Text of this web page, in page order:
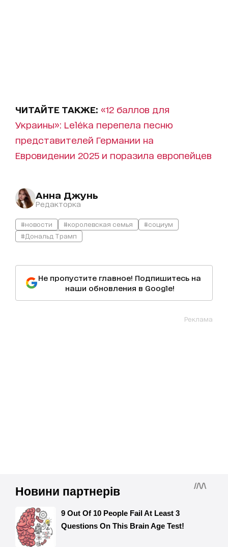
ЧИТАЙТЕ ТАКЖЕ: «12 баллов для
Украины»: Leléka перепела песню
представителей Германии на
Евровидении 2025 и поразила европейцев
Анна Джунь
Редакторка
#новости #королевская семья
#социум
#Дональд Трамп
Не пропустите главное! Подпишитесь на
наши обновления в Google!
Реклама